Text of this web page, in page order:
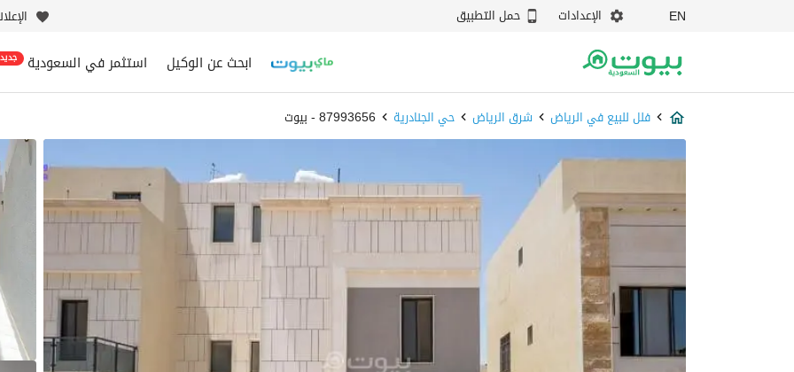
EN الإعدادات حمل التطبيق
ابحث عن الوكيل استثمر في السعودية جديد
فلل للبيع في الرياض شرق الرياض حي الجنادرية 87993656 - بيوت